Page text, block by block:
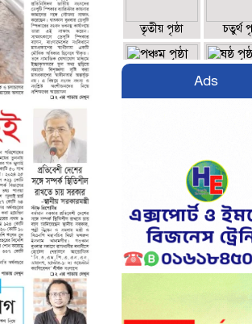
তৃতীয় পৃষ্ঠা চতুর্থ
Ads